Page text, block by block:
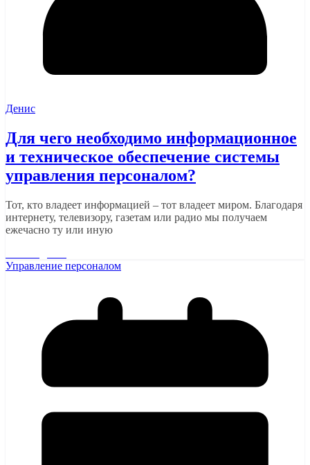
Денис
Для чего необходимо информационное
и техническое обеспечение системы
управления персоналом?
Тот, кто владеет информацией – тот владеет миром. Благодаря
интернету, телевизору, газетам или радио мы получаем
ежечасно ту или иную
Управление персоналом